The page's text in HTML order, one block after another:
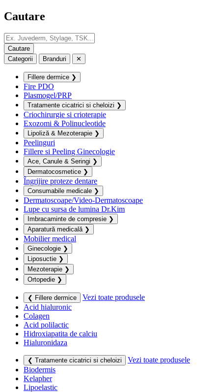
Cautare
Categorii Branduri ✕
Fillere dermice ❯
Fire PDO
Plasmogel/PRP
Tratamente cicatrici si cheloizi ❯
Criochirurgie si crioterapie
Exozomi & Polinucleotide
Lipoliză & Mezoterapie ❯
Peelinguri
Fillere si Peeling Ginecologie
Ace, Canule & Seringi ❯
Dermatocosmetice ❯
Îngrijire proteze dentare
Consumabile medicale ❯
Dermatoscoape/Video-Dermatoscoape
Lupe cu sursa de lumina Dr.Kim
Imbracaminte de compresie ❯
Aparatură medicală ❯
Mobilier medical
Ginecologie ❯
Liposuctie ❯
Mezoterapie ❯
Ortopedie ❯
❮ Fillere dermice
Vezi toate produsele
Acid hialuronic
Colagen
Acid polilactic
Hidroxiapatita de calciu
Hialuronidaza
❮ Tratamente cicatrici si cheloizi
Vezi toate produsele
Biodermis
Kelapher
Lipoelastic